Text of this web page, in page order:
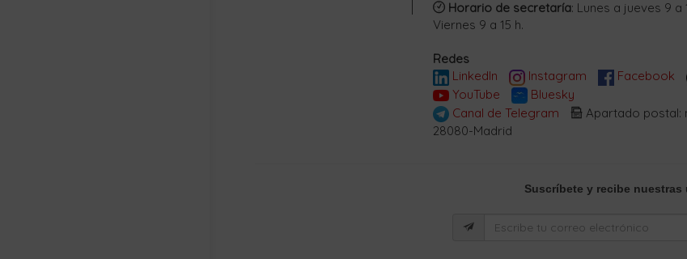
Horario de secretaría: Lunes a jueves 9 a
Viernes 9 a 15 h.
Redes
LinkedIn
Instagram Facebook
YouTube
Bluesky
Canal de Telegram
Apartado postal:
28080-Madrid
Suscríbete y recibe nuestras